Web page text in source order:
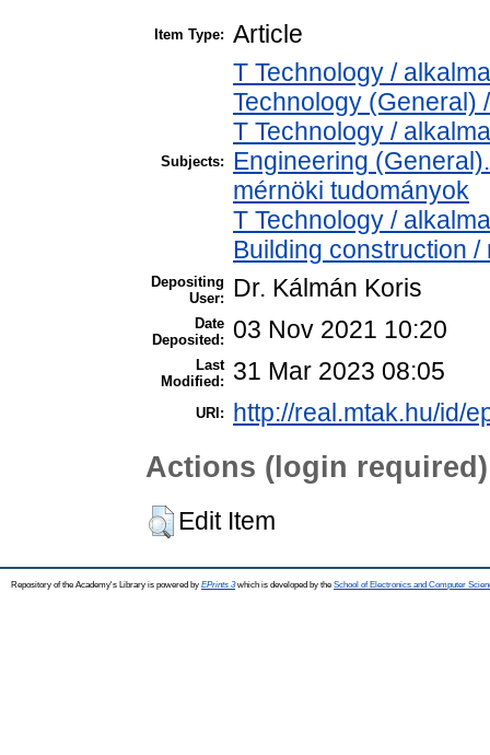
Item Type: Article
Subjects:
T Technology /
Technology (General)
T Technology /
Engineering
mérnöki tudományok
T Technology /
Building construction
Depositing
User:
Dr. Kálmán Koris
Date
Deposited:
03 Nov 2021 10:20
Last
Modified:
31 Mar 2023 08:05
URI: http://real.mtak.hu/id/
Actions (login required)
Edit Item
Repository of the Academy's Library is powered by EPrints 3which is developed by the School of Electronics and Computer